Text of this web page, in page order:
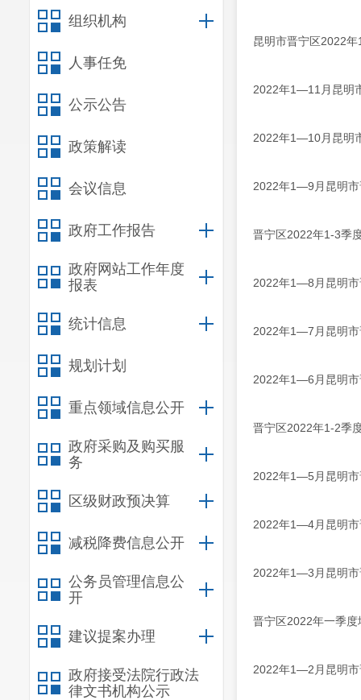
组织机构
人事任免
公示公告
政策解读
会议信息
政府工作报告
政府网站工作年度
报表
统计信息
规划计划
重点领域信息公开
政府采购及购买服
务
区级财政预决算
减税降费信息公开
公务员管理信息公
开
建议提案办理
政府接受法院行政法
律文书机构公示
昆明市晋宁区2022
2022年1—11月昆明
2022年1—10月昆明
2022年1—9月昆明市
晋宁区2022年1-3季
2022年1—8月昆明市
2022年1—7月昆明市
2022年1—6月昆明市
晋宁区2022年1-2季
2022年1—5月昆明市
2022年1—4月昆明市
2022年1—3月昆明市
晋宁区2022年一季度
2022年1—2月昆明市